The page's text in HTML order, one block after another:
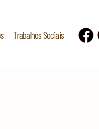
Trabalhos Sociais